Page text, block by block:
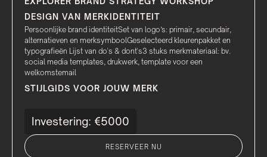
EXPLORER BRAND STRATEGY WORKSHOP
DESIGN VAN MERKIDENTITEIT
Persoonlijke brand identiteitSet van logo’s: primair, secundair,
alternatieven en merksymboolGeselecteerd kleurenpakket en
typografieën Lijst van do's & dont's3 stuks merkmateriaal: bv.
social media templates, drukwerk, template voor een
welkomstemail
STIJLGIDS VOOR JOUW MERK
Investering: €5000
RESERVEER NU